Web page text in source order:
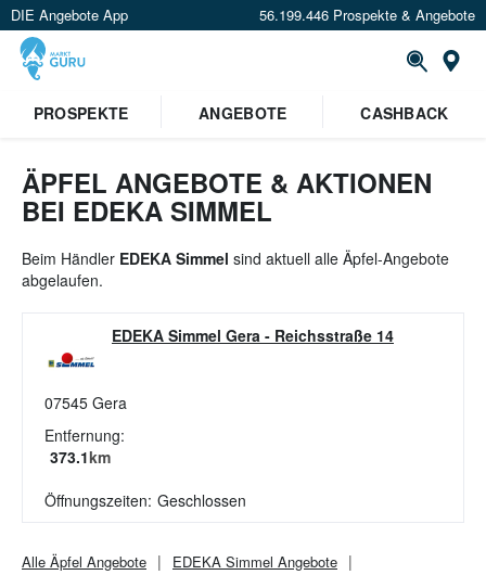
DIE Angebote App 56.199.446 Prospekte & Angebote
Standort festlegen
PROSPEKTE ANGEBOTE CASHBACK
ÄPFEL ANGEBOTE & AKTIONEN
BEI EDEKA SIMMEL
Beim Händler EDEKA Simmel sind aktuell alle Äpfel-Angebote
abgelaufen.
EDEKA Simmel Gera - Reichsstraße 14
07545 Gera
Entfernung:
373.1km
Öffnungszeiten: Geschlossen
Alle Äpfel Angebote EDEKA Simmel Angebote